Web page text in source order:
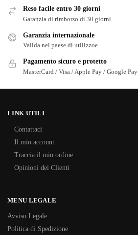
Reso facile entro 30 giorni
Garanzia di rimborso di 30 giorni
Garanzia internazionale
Valida nel paese di utilizzoe
Pagamento sicuro e protetto
MasterCard / Visa / Apple Pay / Google Pay
LINK UTILI
Contattaci
Il mio account
Traccia il mio ordine
Opinioni dei Clienti
MENU LEGALE
Avviso Legale
Politica di Spedizione